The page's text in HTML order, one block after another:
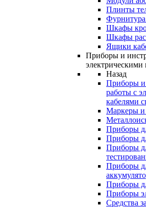
Плинты
Шкафы
Шкафы
Ящики
Приборы и
электрическими
Назад
Приборы и
работы с
кабелями
Маркеры и
Приборы
Приборы
Приборы
Приборы
Приборы
Приборы
Средства